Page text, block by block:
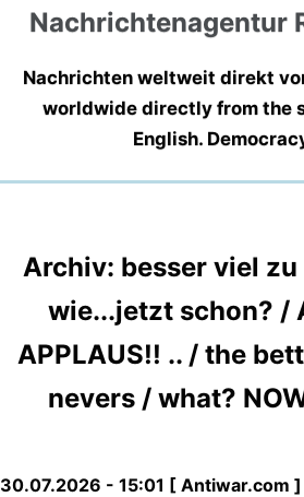
Nachrichtenagentur
Nachrichten weltweit direkt
worldwide directly from the
English.
Archiv: besser viel
wie...jetzt schon? /
APPLAUS!! .. / the
nevers / what?
30.07.2026 - 15:01 [ Antiwar.com ]